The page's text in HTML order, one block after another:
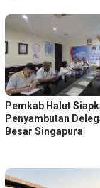
Pemkab Halut
Penyambutan
Besar Singapura